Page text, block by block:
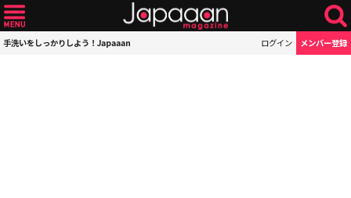
手洗いをしっかりしよう！Japaaan ログイン メンバー登録